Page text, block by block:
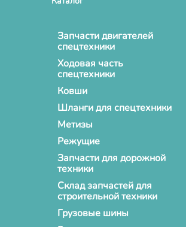
Запчасти двигателей
спецтехники
Ходовая часть
спецтехники
Ковши
Шланги для спецтехники
Метизы
Режущие
Запчасти для дорожной
техники
Склад запчастей для
строительной техники
Грузовые шины